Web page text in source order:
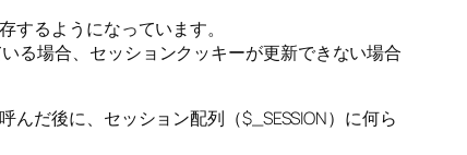
るようになっています。
る場合、セッションクッキーが更新できない場合
だ後に、セッション配列（$_SESSION）に何ら